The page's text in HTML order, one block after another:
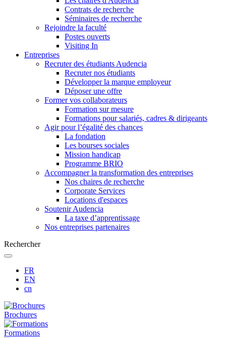
Contrats de recherche
Séminaires de recherche
Rejoindre la faculté
Postes ouverts
Visiting In
Entreprises
Recruter des étudiants Audencia
Recruter nos étudiants
Développer la marque employeur
Déposer une offre
Former vos collaborateurs
Formation sur mesure
Formations pour salariés, cadres & dirigeants
Agir pour l’égalité des chances
La fondation
Les bourses sociales
Mission handicap
Programme BRIO
Accompagner la transformation des entreprises
Nos chaires de recherche
Corporate Services
Locations d'espaces
Soutenir Audencia
La taxe d’apprentissage
Nos entreprises partenaires
Rechercher
FR
EN
cn
Brochures
Formations